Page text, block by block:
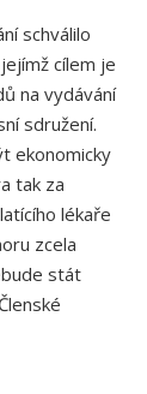
schválilo
cílem je
na vydávání
sdružení.
ekonomicky
tak za
lékaře
zcela
stát